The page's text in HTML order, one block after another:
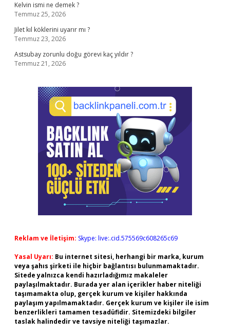
Kelvin ismi ne demek ?
Temmuz 25, 2026
Jilet kıl köklerini uyarır mı ?
Temmuz 23, 2026
Astsubay zorunlu doğu görevi kaç yıldır ?
Temmuz 21, 2026
Reklam ve İletişim: Skype: live:.cid.575569c608265c69
Yasal Uyarı: Bu internet sitesi, herhangi bir marka, kurum
veya şahıs şirketi ile hiçbir bağlantısı bulunmamaktadır.
Sitede yalnızca kendi hazırladığımız makaleler
paylaşılmaktadır. Burada yer alan içerikler haber niteliği
taşımamakta olup, gerçek kurum ve kişiler hakkında
paylaşım yapılmamaktadır. Gerçek kurum ve kişiler ile isim
benzerlikleri tamamen tesadüfidir. Sitemizdeki bilgiler
taslak halindedir ve tavsiye niteliği taşımazlar.